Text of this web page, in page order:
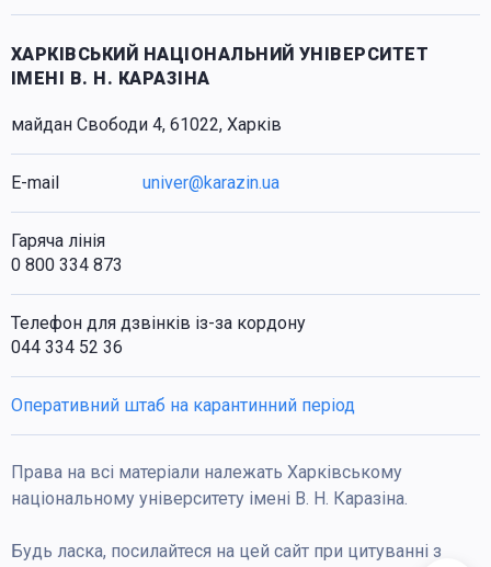
ХАРКІВСЬКИЙ НАЦІОНАЛЬНИЙ УНІВЕРСИТЕТ
ІМЕНІ В. Н. КАРАЗІНА
майдан Свободи 4, 61022, Харків
E-mail univer@karazin.ua
Гаряча лінія
0 800 334 873
Телефон для дзвінків із-за кордону
044 334 52 36
Оперативний штаб на карантинний період
Права на всі матеріали належать Харківському
національному університету імені В. Н. Каразіна.
Будь ласка, посилайтеся на цей сайт при цитуванні з